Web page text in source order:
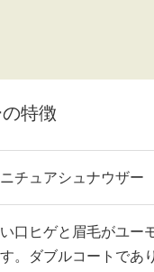
の特徴
ニチュアシュナウザー
口ヒゲと眉毛がユー
す。ダブルコートであ